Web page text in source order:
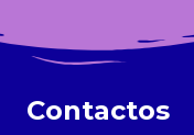
Contactos